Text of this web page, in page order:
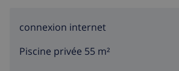
connexion internet
Piscine privée 55 m²